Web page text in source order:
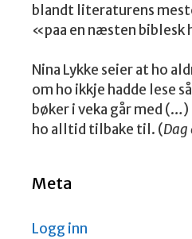
blandt literaturens
«paa en næsten biblesk
Nina Lykke seier at ho
om ho ikkje hadde lese
bøker i veka går med (…)
ho alltid tilbake til. (Dag
Meta
Logg inn